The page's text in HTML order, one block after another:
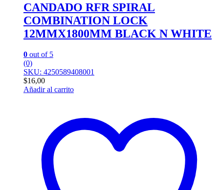
CANDADO RFR SPIRAL
COMBINATION LOCK
12MMX1800MM BLACK N WHITE
0 out of 5
(0)
SKU: 4250589408001
$16,00
Añadir al carrito